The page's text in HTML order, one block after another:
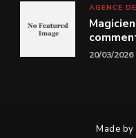
AGENCE
20/03/2026
Made by